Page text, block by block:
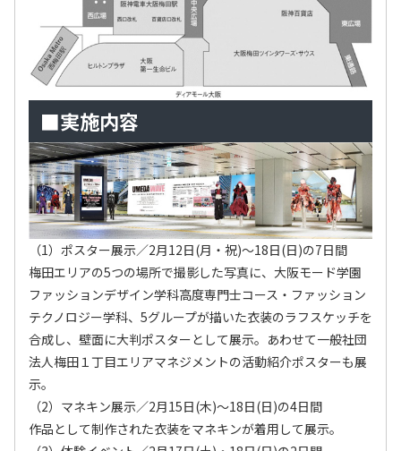
■実施内容
（1）ポスター展示／2月12日(月・祝)～18日(日)の7日間
梅田エリアの5つの場所で撮影した写真に、大阪モード学園
ファッションデザイン学科高度専門士コース・ファッション
テクノロジー学科、5グループが描いた衣装のラフスケッチを
合成し、壁面に大判ポスターとして展示。あわせて一般社団
法人梅田１丁目エリアマネジメントの活動紹介ポスターも展
示。
（2）マネキン展示／2月15日(木)～18日(日)の4日間
作品として制作された衣装をマネキンが着用して展示。